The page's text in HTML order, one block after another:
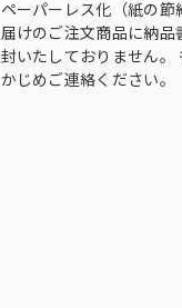
ペーパーレス化（紙の
届けのご注文商品に納品
封いたしておりません。
かじめご連絡ください。